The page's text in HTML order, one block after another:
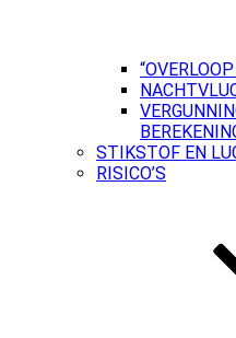
STIKSTOF EN
RISICO’S